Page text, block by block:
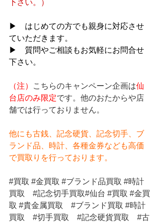
下さい。）
▶　はじめての方でも親身に対応させ
ていただきます。
▶　質問やご相談もお気軽にお問合せ
下さい。
（注） こちらのキャンペーン企画は仙
台店のみ限定です。他のおたからや店
舗では行っておりません。
他にも古銭、記念硬貨、記念切手、ブ
ランド品、時計、各種金券なども高価
で買取りを行っております。
#買取 #金買取 #ブランド品買取 #時計
買取
#記念切手買取#仙台 #買取 #金買
取 #貴金属買取 #ブランド買取 #時計
買取
#切手買取 #記念硬貨買取 #古